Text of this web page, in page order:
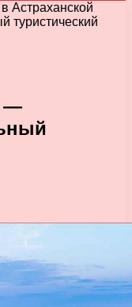
Астраханской
туристический
—